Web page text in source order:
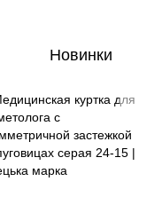
Новинки